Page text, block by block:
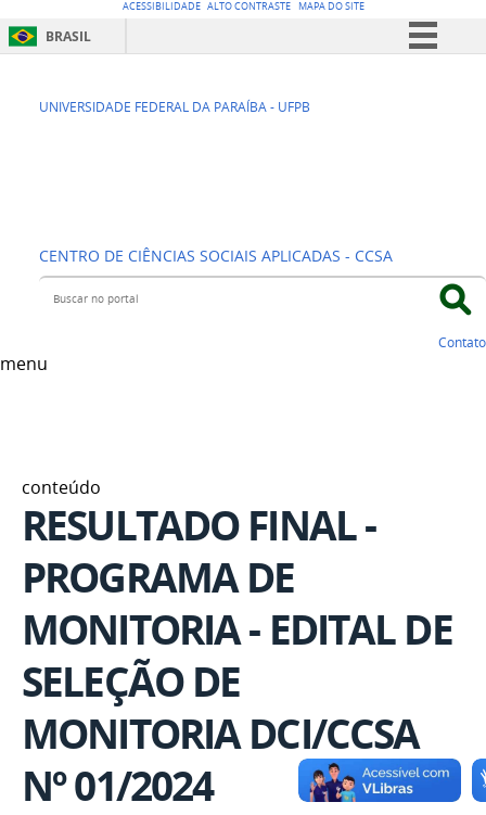
ACESSIBILIDADE ALTO CONTRASTE MAPA DO SITE
BRASIL
Comunica BR
UNIVERSIDADE FEDERAL DA PARAÍBA - UFPB
DEPARTAMENTO
CENTRO DE CIÊNCIAS SOCIAIS APLICADAS - CCSA
Buscar no portal
Contato
menu
conteúdo
RESULTADO FINAL -
PROGRAMA DE
MONITORIA - EDITAL DE
SELEÇÃO DE
MONITORIA DCI/CCSA
Nº 01/2024